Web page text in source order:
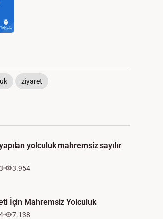
ziyaret
yolculuk mahremsiz sayılır
3.954
İçin Mahremsiz Yolculuk
7.138